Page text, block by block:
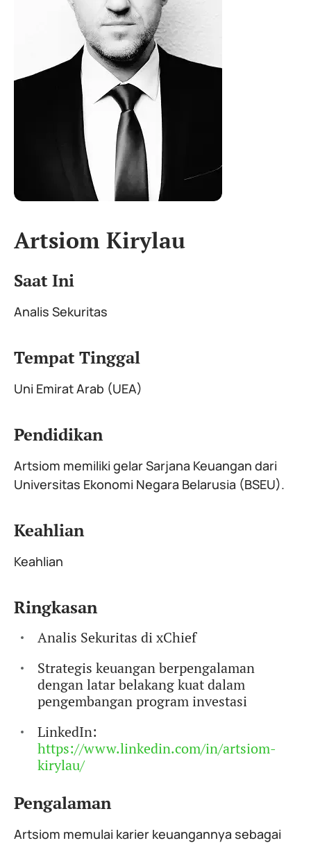
Artsiom Kirylau
Saat Ini
Analis Sekuritas
Tempat Tinggal
Uni Emirat Arab (UEA)
Pendidikan
Artsiom memiliki gelar Sarjana Keuangan dari
Universitas Ekonomi Negara Belarusia (BSEU).
Keahlian
Keahlian
Ringkasan
Analis Sekuritas di xChief
Strategis keuangan berpengalaman
dengan latar belakang kuat dalam
pengembangan program investasi
LinkedIn:
https://www.linkedin.com/in/artsiom-
kirylau/
Pengalaman
Artsiom memulai karier keuangannya sebagai